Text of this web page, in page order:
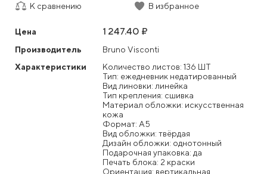
Цена 1 247.40 ₽
Производитель
Bruno Visconti
Характеристики
Количество листов: 136 ШТ
Тип: ежедневник недатированный
Вид линовки: линейка
Тип крепления: сшивка
Материал обложки: искусственная
кожа
Формат: А5
Вид обложки: твёрдая
Дизайн обложки: однотонный
Подарочная упаковка: да
Печать блока: 2 краски
Ориентация: вертикальная
К сравнению В избранное